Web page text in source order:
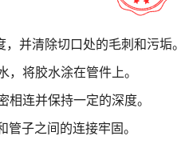
并清除切口处的毛刺和污垢。
将胶水涂在管件上。
连并保持一定的深度。
子之间的连接牢固。